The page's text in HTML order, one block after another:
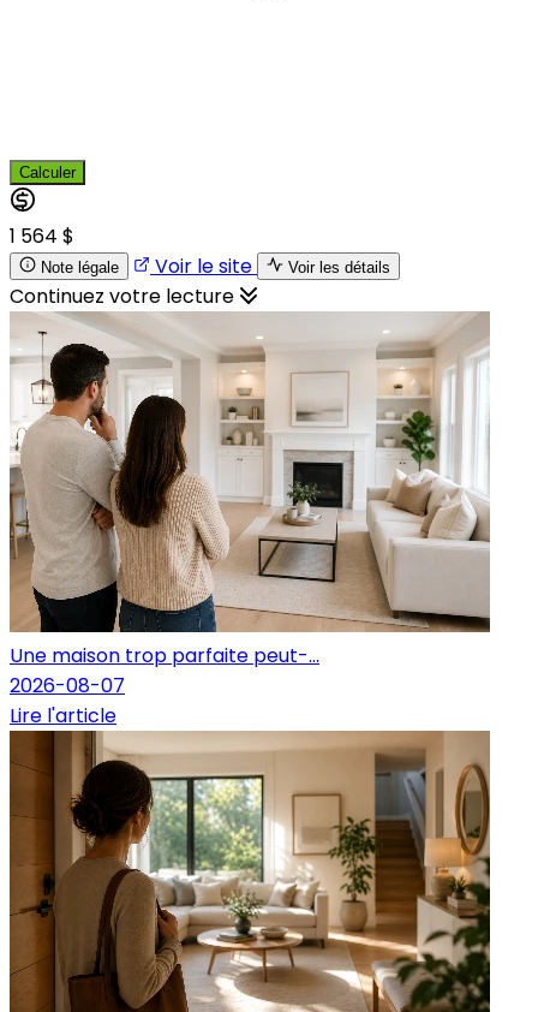
Calculer
1 564 $
Note légale Voir le site Voir les détails
Continuez votre lecture
Une maison trop parfaite peut-...
2026-08-07
Lire l'article